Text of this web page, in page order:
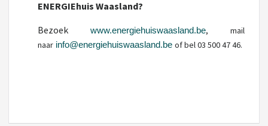
ENERGIEhuis Waasland?
Bezoek
www.energiehuiswaasland.be, mail
naar info@energiehuiswaasland.be of bel 03 500 47 46.